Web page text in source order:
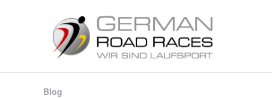
Blog